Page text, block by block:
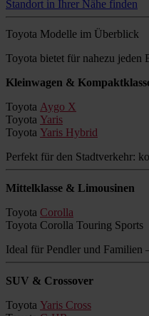
Standort in Ihrer Nähe finden
Toyota Modelle im Überblick
Toyota bietet für nahezu jeden
Kleinwagen &
Toyota Aygo X
Toyota Yaris
Toyota Yaris Hybrid
Perfekt für den Stadtverkehr:
Mittelklasse & Limousinen
Toyota Corolla
Toyota Corolla Touring Sports
Ideal für Pendler und Familien
SUV & Crossover
Toyota Yaris Cross